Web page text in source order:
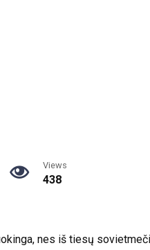
Views
438
nes iš tiesų